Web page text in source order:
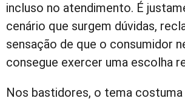
incluso no atendimento. É
cenário que surgem dúvidas,
sensação de que o consumidor
consegue exercer uma escolha
Nos bastidores, o tema